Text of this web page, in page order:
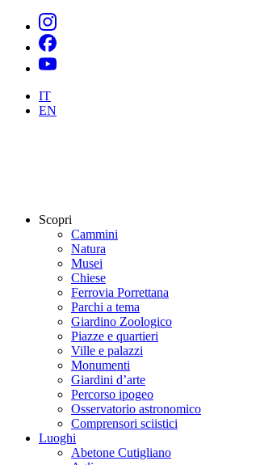
IT
EN
Scopri
Cammini
Natura
Musei
Chiese
Ferrovia Porrettana
Parchi a tema
Giardino Zoologico
Piazze e quartieri
Ville e palazzi
Monumenti
Giardini d’arte
Percorso ipogeo
Osservatorio astronomico
Comprensori sciistici
Luoghi
Abetone Cutigliano